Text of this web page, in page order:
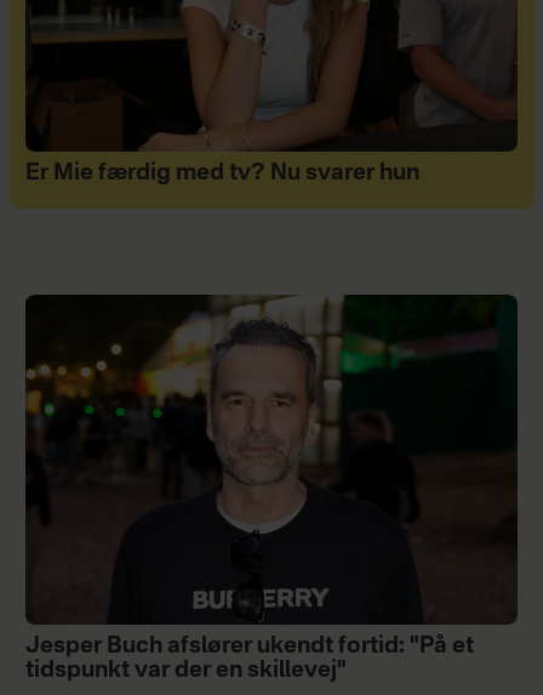
Er Mie færdig med tv? Nu svarer hun
Jesper Buch afslører ukendt fortid: "På et
tidspunkt var der en skillevej"